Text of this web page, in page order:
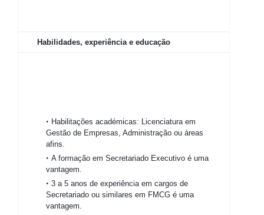
Habilidades, experiência e educação
Habilitações académicas: Licenciatura em
Gestão de Empresas, Administração ou áreas
afins.
A formação em Secretariado Executivo é uma
vantagem.
3 a 5 anos de experiência em cargos de
Secretariado ou similares em FMCG é uma
vantagem.